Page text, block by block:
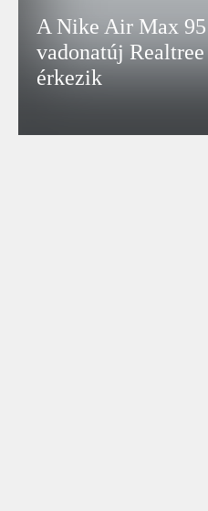
A Nike Air Max
vadonatúj Realtree
érkezik